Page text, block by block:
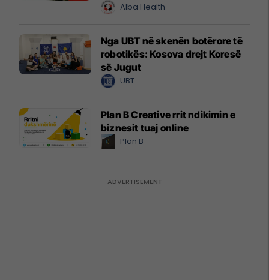
Alba Health
Nga UBT në skenën botërore të
robotikës: Kosova drejt Koresë
së Jugut
UBT
Plan B Creative rrit ndikimin e
biznesit tuaj online
Plan B